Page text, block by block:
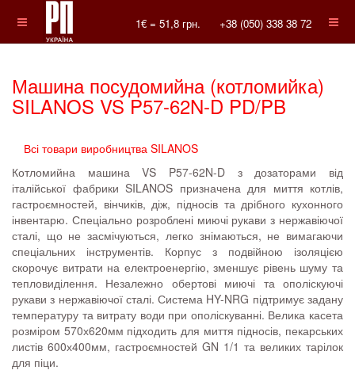
1€ = 51,8 грн. +38 (050) 338 38 72
Машина посудомийна (котломийка)
SILANOS VS P57-62N-D PD/PB
Всі товари виробництва SILANOS
Котломийна машина VS P57-62N-D з дозаторами від
італійської фабрики SILANOS призначена для миття котлів,
гастроємностей, вінчиків, діж, підносів та дрібного кухонного
інвентарю. Спеціально розроблені миючі рукави з нержавіючої
сталі, що не засмічуються, легко знімаються, не вимагаючи
спеціальних інструментів. Корпус з подвійною ізоляцією
скорочує витрати на електроенергію, зменшує рівень шуму та
тепловиділення. Незалежно обертові миючі та ополіскуючі
рукави з нержавіючої сталі. Система HY-NRG підтримує задану
температуру та витрату води при ополіскуванні. Велика касета
розміром 570х620мм підходить для миття підносів, пекарських
листів 600х400мм, гастроємностей GN 1/1 та великих тарілок
для піци.